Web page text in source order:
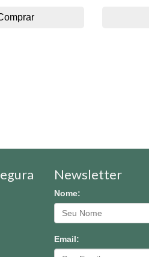
Newsletter
Nome:
Email: